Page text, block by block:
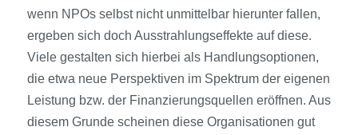
wenn NPOs selbst nicht unmittelbar hierunter fallen,
ergeben sich doch Ausstrahlungseffekte auf diese.
Viele gestalten sich hierbei als Handlungsoptionen,
die etwa neue Perspektiven im Spektrum der eigenen
Leistung bzw. der Finanzierungsquellen eröffnen. Aus
diesem Grunde scheinen diese Organisationen gut